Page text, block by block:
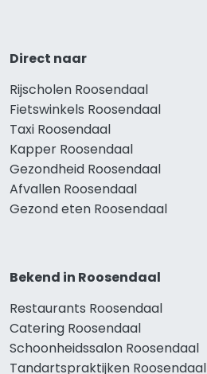
Direct naar
Rijscholen Roosendaal
Fietswinkels Roosendaal
Taxi Roosendaal
Kapper Roosendaal
Gezondheid Roosendaal
Afvallen Roosendaal
Gezond eten Roosendaal
Bekend in Roosendaal
Restaurants Roosendaal
Catering Roosendaal
Schoonheidssalon Roosendaal
Tandartspraktijken Roosendaal